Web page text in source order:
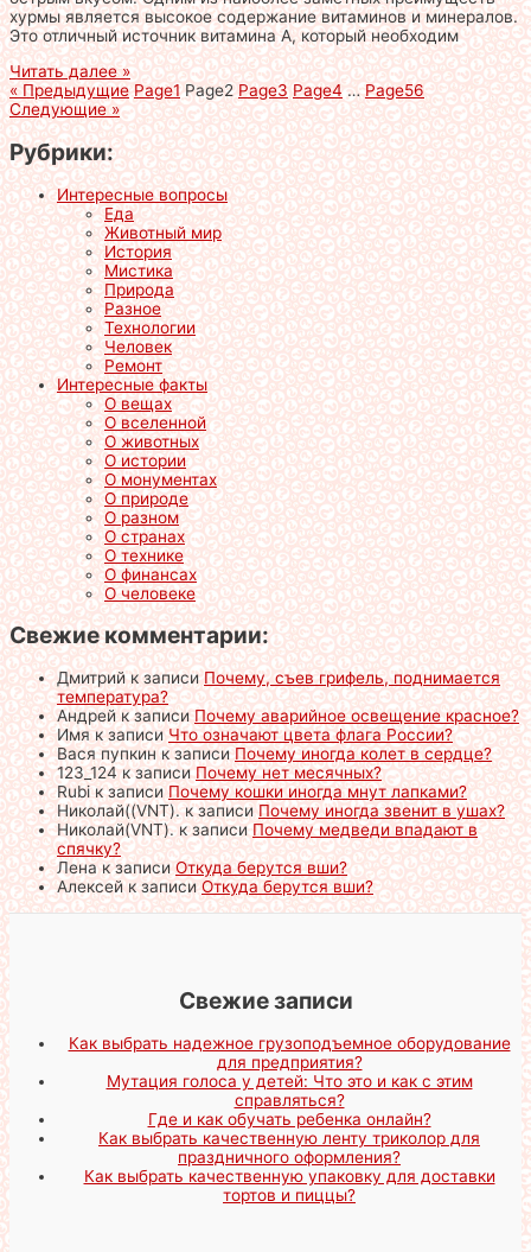
хурмы является высокое содержание витаминов и минералов.
Это отличный источник витамина А, который необходим
Читать далее »
« Предыдущие Page1 Page2 Page3 Page4 … Page56
Следующие »
Рубрики:
Интересные вопросы
Еда
Животный мир
История
Мистика
Природа
Разное
Технологии
Человек
Ремонт
Интересные факты
О вещах
О вселенной
О животных
О истории
О монументах
О природе
О разном
О странах
О технике
О финансах
О человеке
Свежие комментарии:
Дмитрийк записиПочему, съев грифель, поднимается
температура?
Андрейк записиПочему аварийное освещение красное?
Имяк записиЧто означают цвета флага России?
Вася пупкинк записиПочему иногда колет в сердце?
123_124к записиПочему нет месячных?
Rubiк записиПочему кошки иногда мнут лапками?
Николай((VNT).к записиПочему иногда звенит в ушах?
Николай(VNT).к записиПочему медведи впадают в
спячку?
Ленак записиОткуда берутся вши?
Алексейк записиОткуда берутся вши?
Свежие записи
Как выбрать надежное грузоподъемное оборудование
для предприятия?
Мутация голоса у детей: Что это и как с этим
справляться?
Где и как обучать ребенка онлайн?
Как выбрать качественную ленту триколор для
праздничного оформления?
Как выбрать качественную упаковку для доставки
тортов и пиццы?